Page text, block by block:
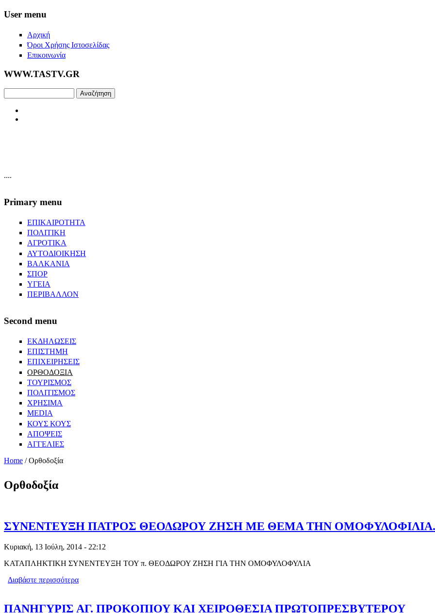
Skip to main content
User menu
Αρχική
Όροι Χρήσης Ιστοσελίδας
Επικοινωνία
WWW.TASTV.GR
....
Primary menu
ΕΠΙΚΑΙΡΟΤΗΤΑ
ΠΟΛΙΤΙΚΗ
ΑΓΡΟΤΙΚΑ
ΑΥΤΟΔΙΟΙΚΗΣΗ
ΒΑΛΚΑΝΙΑ
ΣΠΟΡ
ΥΓΕΙΑ
ΠΕΡΙΒΑΛΛΟΝ
Second menu
ΕΚΔΗΛΩΣΕΙΣ
ΕΠΙΣΤΗΜΗ
ΕΠΙΧΕΙΡΗΣΕΙΣ
ΟΡΘΟΔΟΞΙΑ
ΤΟΥΡΙΣΜΟΣ
ΠΟΛΙΤΙΣΜΟΣ
ΧΡΗΣΙΜΑ
MEDIA
ΚΟΥΣ ΚΟΥΣ
ΑΠΟΨΕΙΣ
ΑΓΓΕΛΙΕΣ
Home / Ορθοδοξία
Ορθοδοξία
ΣΥΝΕΝΤΕΥΞΗ ΠΑΤΡΟΣ ΘΕΟΔΩΡΟΥ ΖΗΣΗ ΜΕ ΘΕΜΑ ΤΗΝ ΟΜΟΦΥΛΟΦΙΛΙΑ.
Κυριακή, 13 Ιούλη, 2014 - 22:12
ΚΑΤΑΠΛΗΚΤΙΚΗ ΣΥΝΕΝΤΕΥΞΗ ΤΟΥ π. ΘΕΟΔΩΡΟΥ ΖΗΣΗ ΓΙΑ ΤΗΝ ΟΜΟΦΥΛΟΦΥΛΙΑ
Διαβάστε περισσότερα
ΠΑΝΗΓΥΡΙΣ ΑΓ. ΠΡΟΚΟΠΙΟΥ ΚΑΙ ΧΕΙΡΟΘΕΣΙΑ ΠΡΩΤΟΠΡΕΣΒΥΤΕΡΟΥ